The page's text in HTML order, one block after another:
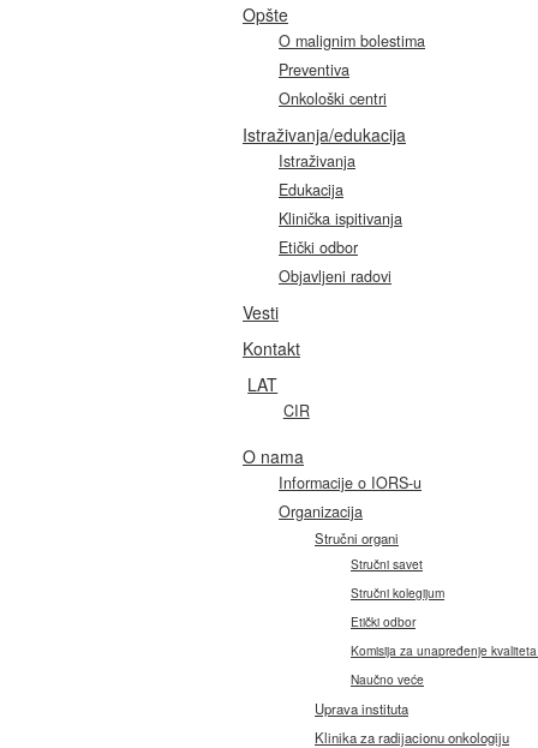
Opšte
O malignim bolestima
Preventiva
Onkološki centri
Istraživanja/edukacija
Istraživanja
Edukacija
Klinička ispitivanja
Etički odbor
Objavljeni radovi
Vesti
Kontakt
LAT
CIR
O nama
Informacije o IORS-u
Organizacija
Stručni organi
Stručni savet
Stručni kolegijum
Etički odbor
Komisija za unapređenje
Naučno veće
Uprava instituta
Klinika za radijacionu onkologiju